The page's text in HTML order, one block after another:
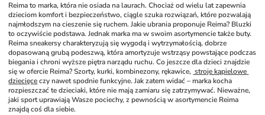
Reima to marka, która nie osiada na laurach. Chociaż od wielu lat zapewnia
dzieciom komfort i bezpieczeństwo, ciągle szuka rozwiązań, które pozwalają
najmłodszym na cieszenie się ruchem. Jakie ubrania proponuje Reima? Bluzki
to oczywiście podstawa. Jednak marka ma w swoim asortymencie także buty.
Reima sneakersy charakteryzują się wygodą i wytrzymałością, dobrze
dopasowaną grubą podeszwą, która amortyzuje wstrząsy powstające podczas
biegania i chroni wyższe piętra narządu ruchu. Co jeszcze dla dzieci znajdzie
się w ofercie Reima? Szorty, kurki, kombinezony, rękawice, stroje kąpielowe
dziecięce czy nawet spodnie funkcyjne. Jak zatem widać – marka kocha
rozpieszczać te dzieciaki, które nie mają zamiaru się zatrzymywać. Nieważne,
jaki sport uprawiają Wasze pociechy, z pewnością w asortymencie Reima
znajdą coś dla siebie.